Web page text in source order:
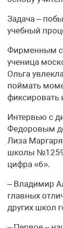
Задача –
учебный
Фирменным
ученица
Ольга
поймать
фиксировать
Интервью с
Федоровым
Лиза
школы
цифра «6».
– Владимир
главных
других школ